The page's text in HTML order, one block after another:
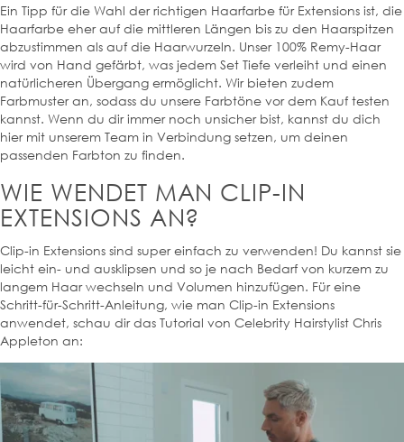
Ein Tipp für die Wahl der richtigen Haarfarbe für Extensions ist, die
Haarfarbe eher auf die mittleren Längen bis zu den Haarspitzen
abzustimmen als auf die Haarwurzeln. Unser 100% Remy-Haar
wird von Hand gefärbt, was jedem Set Tiefe verleiht und einen
natürlicheren Übergang ermöglicht. Wir bieten zudem
Farbmuster an, sodass du unsere Farbtöne vor dem Kauf testen
kannst. Wenn du dir immer noch unsicher bist, kannst du dich
hier mit unserem Team in Verbindung setzen, um deinen
passenden Farbton zu finden.
WIE WENDET MAN CLIP-IN
EXTENSIONS AN?
Clip-in Extensions sind super einfach zu verwenden! Du kannst sie
leicht ein- und ausklipsen und so je nach Bedarf von kurzem zu
langem Haar wechseln und Volumen hinzufügen. Für eine
Schritt-für-Schritt-Anleitung, wie man Clip-in Extensions
anwendet, schau dir das Tutorial von Celebrity Hairstylist Chris
Appleton an: